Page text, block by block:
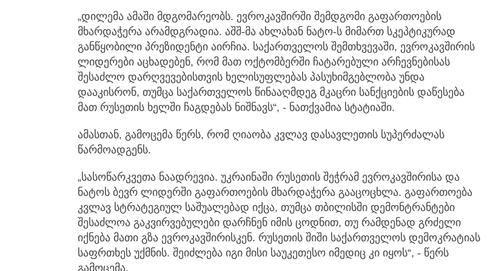
„დილემა ამაში მდგომარეობს. ევროკავშირში შემდგომი გაფართოების
მხარდაჭერა არამდგრადია. აშშ-მა ახლახან ნატო-ს მიმართ სკეპტიკურად
განწყობილი პრეზიდენტი აირჩია. საქართველოს შემთხვევაში, ევროკავშირის
ლიდერები აცხადებენ, რომ მათ ოქტომბერში ჩატარებული არჩევნებისას
შესაძლო დარღვევებისთვის ხელისუფლებას პასუხიმგებლობა უნდა
დააკისრონ, თუმცა საქართველოს წინააღმდეგ მკაცრი სანქციების დაწესება
მათ რუსეთის ხელში ჩაგდებას ნიშნავს“, - ნათქვამია სტატიაში.
ამასთან, გამოცემა წერს, რომ ღიაობა კვლავ დასავლეთის სუპერძალას
წარმოადგენს.
„სასოწარკვეთა ნაადრევია. უკრაინაში რუსეთის შეჭრამ ევროკავშირისა და
ნატოს ბევრ ლიდერში გაფართოების მხარდაჭერა გააცოცხლა. გაფართოება
კვლავ სტრატეგიულ საშუალებად იქცა, თუმცა თბილისში დემონტრანტები
შესაძლოა გაკვირვებულები დარჩნენ იმის ცოდნით, თუ რამდენად გრძელი
იქნება მათი გზა ევროკავშირისკენ. რუსეთის შიში საქართველოს დემოკრატიას
საფრთხეს უქმნის. შეიძლება იგი მისი საუკეთესო იმედიც კი იყოს“, - წერს
გამოცემა.